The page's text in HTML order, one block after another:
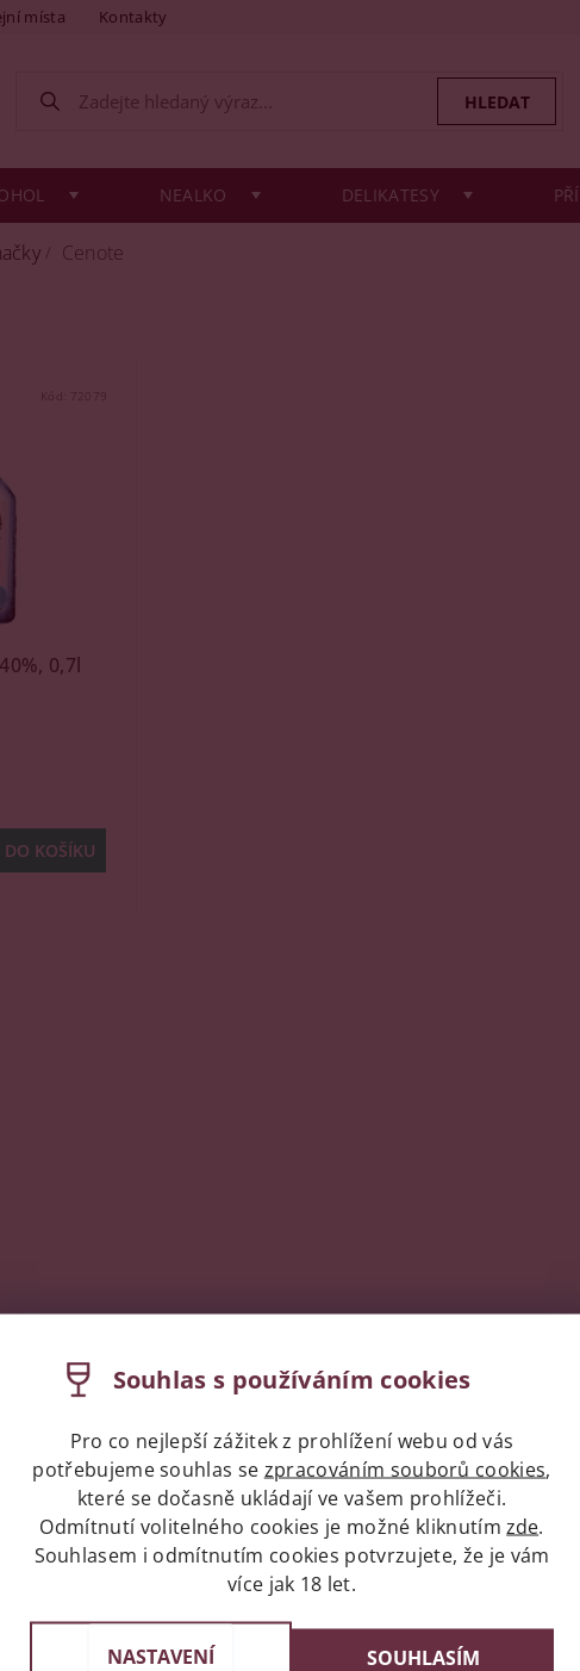
místa Kontakty
NEALKO DELIKATESY
Cenote
Kód: 72079
0,7l
Souhlas s používáním cookies
Pro co nejlepší zážitek z prohlížení webu od vás
potřebujeme souhlas se zpracováním souborů cookies,
které se dočasně ukládají ve vašem prohlížeči.
Odmítnutí volitelného cookies je možné kliknutímzde.
Souhlasem i odmítnutím cookies potvrzujete, že je vám
více jak 18 let.
NASTAVENÍ SOUHLASÍM